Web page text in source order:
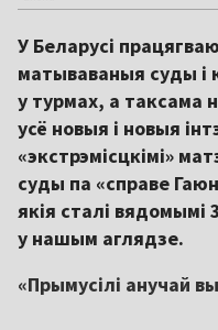
У Беларусі
матываваныя суды і
у турмах, а таксама
усё новыя і новыя
«экстрэмісцкімі»
суды па «справе
якія сталі вядомымі
у нашым аглядзе.
«Прымусілі анучай